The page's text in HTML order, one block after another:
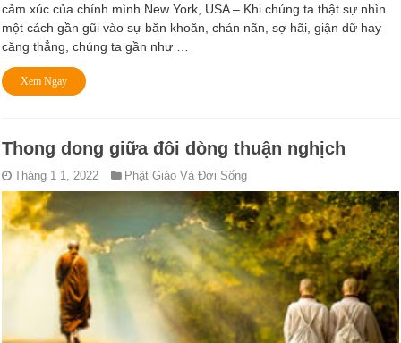
cảm xúc của chính mình New York, USA – Khi chúng ta thật sự nhìn
một cách gần gũi vào sự băn khoăn, chán nãn, sợ hãi, giận dữ hay
căng thẳng, chúng ta gần như …
Xem Ngay
Thong dong giữa đôi dòng thuận nghịch
Tháng 1 1, 2022 Phật Giáo Và Đời Sống